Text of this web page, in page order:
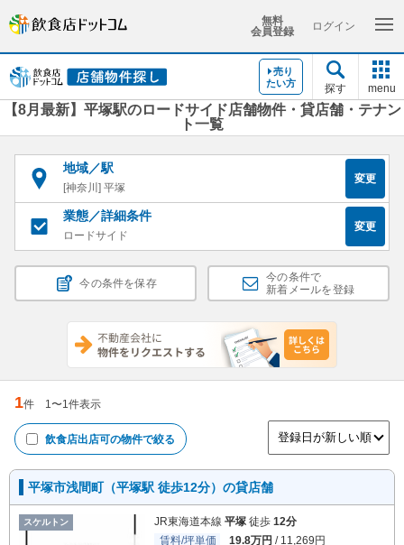
無料
会員登録
ログイン
売り
たい方
探す menu
【8月最新】平塚駅のロードサイド店舗物件・貸店舗・テナン
ト一覧
地域／駅
[神奈川] 平塚
変更
業態／詳細条件
ロードサイド
変更
今の条件を保存
今の条件で
新着メールを登録
1件 1〜1件表示
飲食店出店可の物件で絞る
平塚市浅間町（平塚駅 徒歩12分）の貸店舗
スケルトン JR東海道本線 平塚 徒歩 12分
賃料/坪単価
19.8万円 / 11,269円